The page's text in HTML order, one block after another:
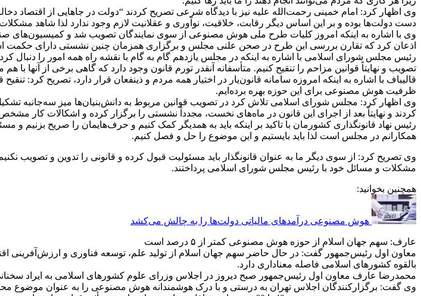
وی اظهار کرد: امام خمینی رحمت‌الله علیه نیز با دیدگاه شرعی تصریح کردند “دولت در جاهایی از اقتصاد
دست دولت‌ها بوده و بر این اساس دیگر رقابت، خلاقیت، نوآوری و عقلانیت لازم وجود ندارد لذا شاهد
وی با اشاره به اینکه امروز کلیات طرح ملی هوش مصنوعی از سوی نمایندگان تصویب شد و کمیسیون‌های
اذعان کرد که تقارن بررسی این طرح در صحن علنی مجلس و برگزاری همزمان چنین نشستی دارای حکمت
رئیس مجلس شورای اسلامی با اشاره به اینکه در مجلس یازدهم گام به گام با نقشه راه همه امور را دنبال
تصویب و نهایتاً قوانین مزاحم را تنقیح کنیم. متأسفانه آنقدر تورم قانون وجود دارد که گاهی برخی از آنها
ظرفیت هوش مصنوعی برای این حوزه بهره برده‌ایم.
وی اظهار کرد: مجلس شورای اسلامی تلاش کرد در تصویب قوانین مربوط به دانش‌بنیان‌ها میز سه‌جانبه
کردند و نهایتاً بعد از اجرای این قانون در ماه‌های نخست، مجدداً نشستی را برگزار کرده و اشکالات کار
رئیس نهاد قانونگذاری کشورمان با تاکید بر اینکه باید به همدیگر کمک کنیم و حرف‌هایمان را صریح بزنیم
همکارانم در مجلس است لذا باید بایستیم و این موضوع را حل و فصل کنیم.
وی تصریح کرد: از سوی دیگر ما به عنوان قانونگذار باید مسئولیت قبول کرده و قانونی را تدوین و تصویب
مشکلات و مسائل خود با رئیس مجلس شورای اسلامی پرداختند.
همچنین بخوانید:
هوش مصنوعی درآمدهای مالیاتی دولت‌ها را به چالش می‌کشد
عارف: سهم جهان اسلام از حوزه هوش مصنوعی کمتر از ۵ درصد است
بالقوه کشورهای اسلامی فاصله معناداری دارد.
محمدرضا عارف معاون اول رئیس‌جمهور صبح دیروز در اجلاس وزرای علوم کشورهای اسلامی به ایراد
وی گفت: برگزارکنندگان اجلاس تهران به درستی و با درک هوشمندانه هوش مصنوعی را به عنوان موضوع